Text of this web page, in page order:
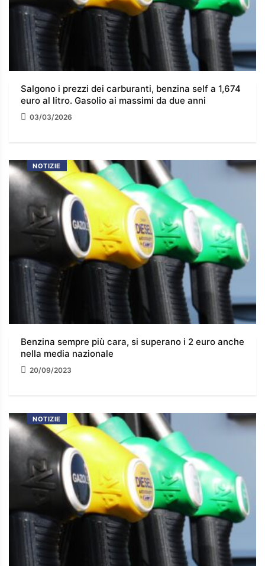
Salgono i prezzi dei carburanti, benzina self a 1,674
euro al litro. Gasolio ai massimi da due anni
03/03/2026
NOTIZIE
Benzina sempre più cara, si superano i 2 euro anche
nella media nazionale
20/09/2023
NOTIZIE